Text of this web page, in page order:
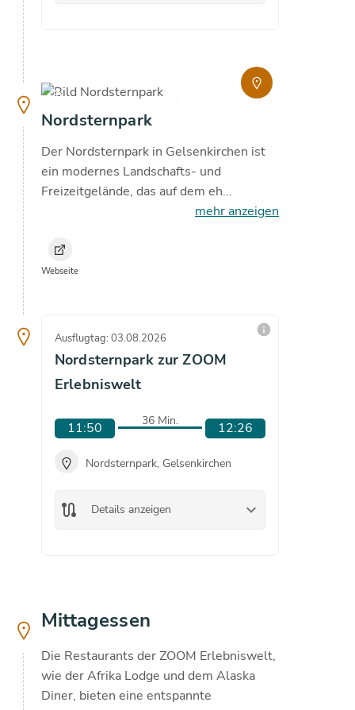
copyright
Nordsternpark
Der Nordsternpark in Gelsenkirchen ist
ein modernes Landschafts- und
Freizeitgelände, das auf dem eh...
mehr anzeigen
Webseite
Ausflugtag: 03.08.2026
Nordsternpark zur ZOOM
Erlebniswelt
11:50 36 Min. 12:26
Nordsternpark, Gelsenkirchen
route Details anzeigen keyboard_arrow_down
info
Mittagessen
Die Restaurants der ZOOM Erlebniswelt,
wie der Afrika Lodge und dem Alaska
Diner, bieten eine entspannte